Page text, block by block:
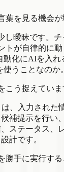
を見る機会が
し曖昧です。チ
トが自律的に動
動化にAIを入れ
うことなのか。
う捉えていま
、入力された
補提示を行い
ステータス、
計です。
勝手に実行す